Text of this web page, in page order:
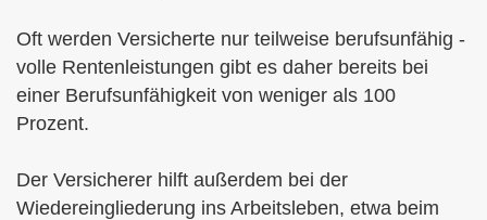
Oft werden Versicherte nur teilweise berufsunfähig -
volle Rentenleistungen gibt es daher bereits bei
einer Berufs­unfähig­keit von weniger als 100
Prozent.
Der Versicherer hilft außerdem bei der
Wiedereingliederung ins Arbeitsleben, etwa beim